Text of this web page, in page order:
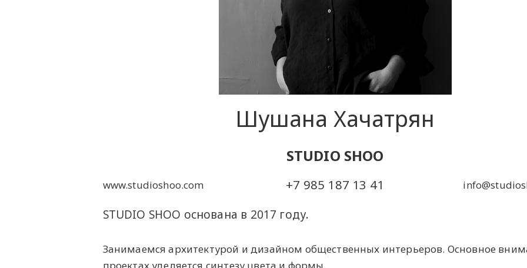
Шушана Хачатрян
STUDIO SHOO
www.studioshoo.com +7 985 187 13 41
STUDIO SHOO основана в 2017 году.
Занимаемся архитектурой и дизайном общественных интерьеров. Основное